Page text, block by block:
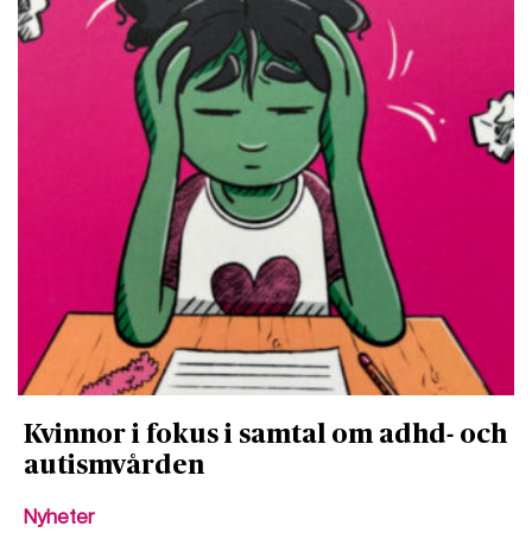
Kvinnor i fokus i samtal om adhd- och
autismvården
Nyheter